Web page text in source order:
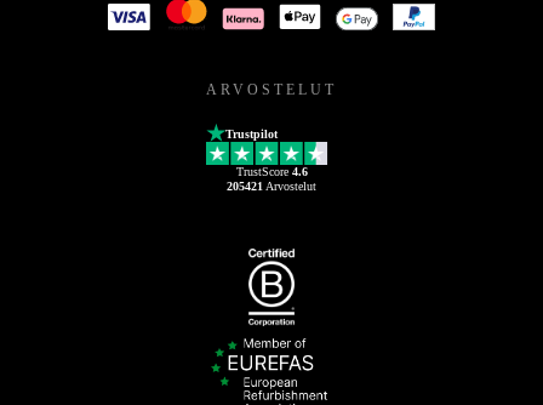
ARVOSTELUT
Trustpilot
TrustScore 4.6
205421 Arvostelut